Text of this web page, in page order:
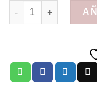
Taza ELLA ES MI